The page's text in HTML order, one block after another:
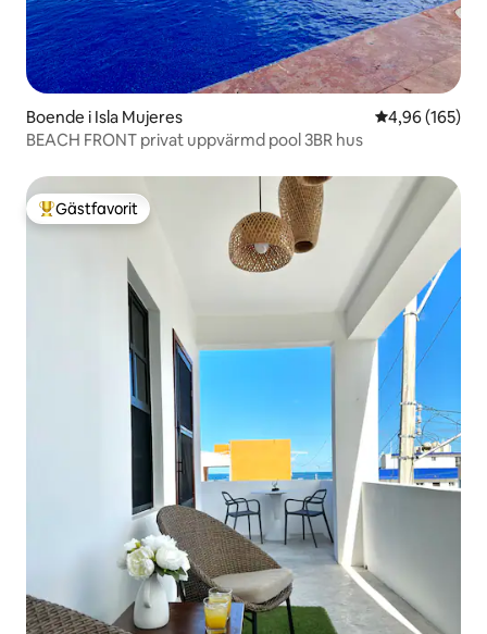
Boende i Isla Mujeres 4,96 av 5 i
4,96 (165)
BEACH FRONT privat uppvärmd pool 3BR hus
Populär gästfavorit
Gästfavorit